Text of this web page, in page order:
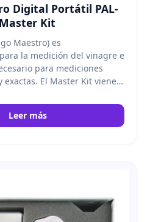
Digital Portátil PAL-
Kit
Maestro) es
la medición del vinagre e
para mediciones
exactas. El Master Kit viene
Leer más